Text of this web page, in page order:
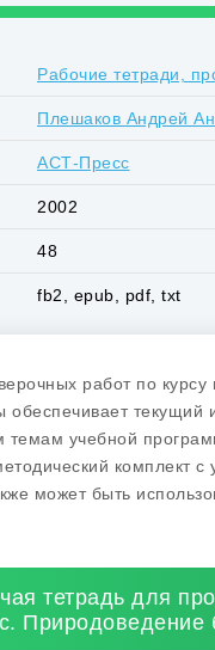
Рабочие тетради,
Плешаков Андрей
АСТ-Пресс
2002
48
fb2, epub, pdf, txt
работ по курсу
обеспечивает текущий
темам учебной
комплект
может быть
тетрадь для
Природоведение